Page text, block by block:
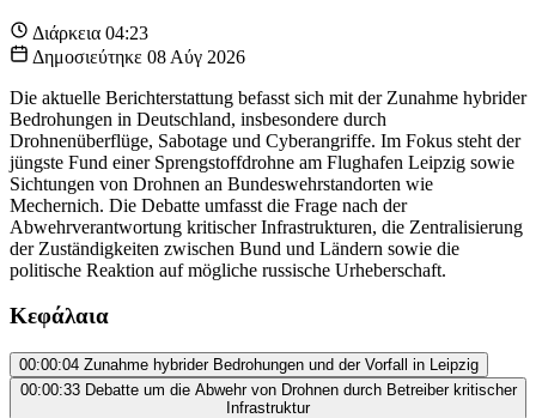
Διάρκεια 04:23
Δημοσιεύτηκε 08 Αύγ 2026
Die aktuelle Berichterstattung befasst sich mit der Zunahme hybrider
Bedrohungen in Deutschland, insbesondere durch
Drohnenüberflüge, Sabotage und Cyberangriffe. Im Fokus steht der
jüngste Fund einer Sprengstoffdrohne am Flughafen Leipzig sowie
Sichtungen von Drohnen an Bundeswehrstandorten wie
Mechernich. Die Debatte umfasst die Frage nach der
Abwehrverantwortung kritischer Infrastrukturen, die Zentralisierung
der Zuständigkeiten zwischen Bund und Ländern sowie die
politische Reaktion auf mögliche russische Urheberschaft.
Κεφάλαια
00:00:04 Zunahme hybrider Bedrohungen und der Vorfall in Leipzig
00:00:33 Debatte um die Abwehr von Drohnen durch Betreiber kritischer
Infrastruktur